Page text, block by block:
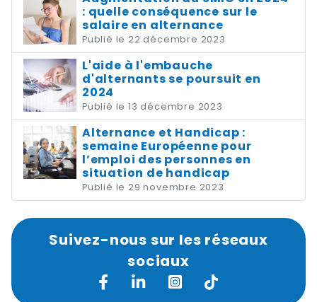
: quelle conséquence sur le
salaire en alternance
Publié le 22 décembre 2023
L'aide à l'embauche
d'alternants se poursuit en
2024
Publié le 13 décembre 2023
Alternance et Handicap :
semaine Européenne pour
l’emploi des personnes en
situation de handicap
Publié le 29 novembre 2023
Suivez-nous sur les réseaux
sociaux